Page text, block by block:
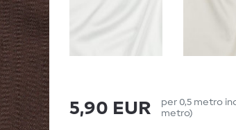
5,90 EUR per 0,5 metro
metro)